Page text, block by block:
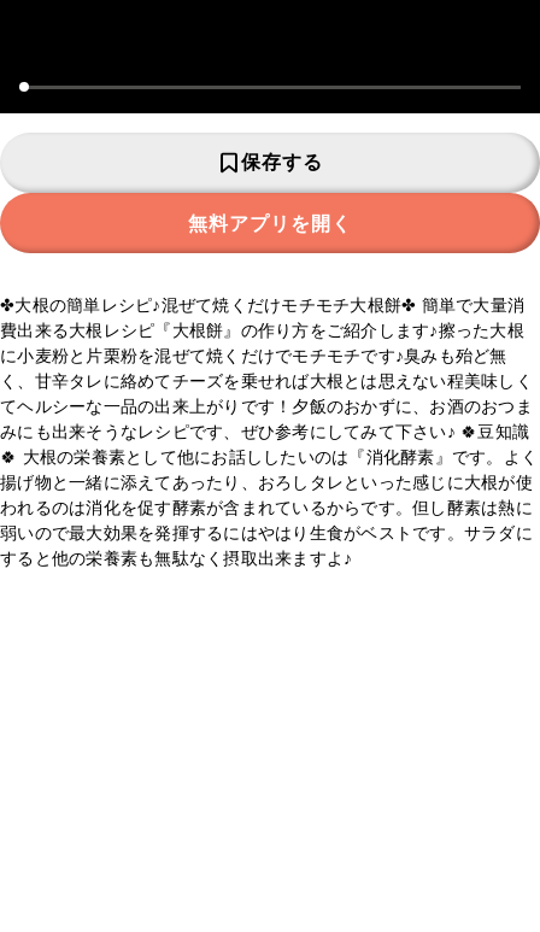
保存する
無料アプリを開く
✤大根の簡単レシピ♪混ぜて焼くだけモチモチ大根餅✤ 簡単で大量消
費出来る大根レシピ『大根餅』の作り方をご紹介します♪擦った大根
に小麦粉と片栗粉を混ぜて焼くだけでモチモチです♪臭みも殆ど無
く、甘辛タレに絡めてチーズを乗せれば大根とは思えない程美味しく
てヘルシーな一品の出来上がりです！夕飯のおかずに、お酒のおつま
みにも出来そうなレシピです、ぜひ参考にしてみて下さい♪ 🍀豆知識
🍀 大根の栄養素として他にお話ししたいのは『消化酵素』です。よく
揚げ物と一緒に添えてあったり、おろしタレといった感じに大根が使
われるのは消化を促す酵素が含まれているからです。但し酵素は熱に
弱いので最大効果を発揮するにはやはり生食がベストです。サラダに
すると他の栄養素も無駄なく摂取出来ますよ♪